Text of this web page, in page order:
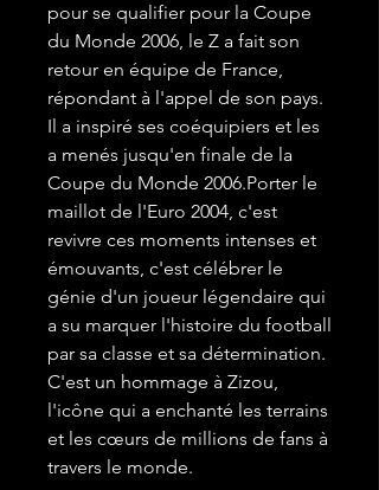
pour se qualifier pour la Coupe
du Monde 2006, le Z a fait son
retour en équipe de France,
répondant à l'appel de son pays.
Il a inspiré ses coéquipiers et les
a menés jusqu'en finale de la
Coupe du Monde 2006.Porter le
maillot de l'Euro 2004, c'est
revivre ces moments intenses et
émouvants, c'est célébrer le
génie d'un joueur légendaire qui
a su marquer l'histoire du football
par sa classe et sa détermination.
C'est un hommage à Zizou,
l'icône qui a enchanté les terrains
et les cœurs de millions de fans à
travers le monde.